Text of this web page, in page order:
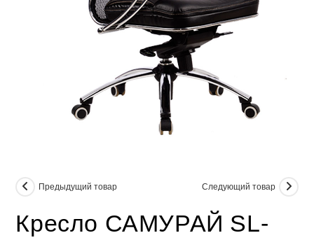
Предыдущий товар Следующий товар
Кресло САМУРАЙ SL-